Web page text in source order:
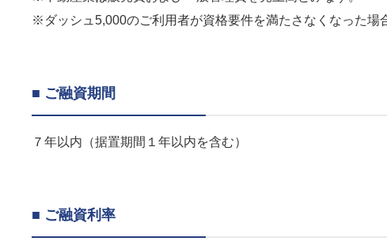
※ダッシュ5,000のご利用者が資格要件を満たさなくなった場
■ ご融資期間
７年以内（据置期間１年以内を含む）
■ ご融資利率